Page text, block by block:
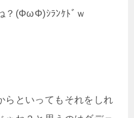
？(ΦωΦ)ｼﾗﾝｹﾄﾞｗ
らといってもそれをしれ